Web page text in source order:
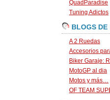
QuadParadise
Tuning Adictos
BLOGS DE
A 2 Ruedas
Accesorios
Biker Garaje:
MotoGP al dia
Motos y más…
OF TEAM